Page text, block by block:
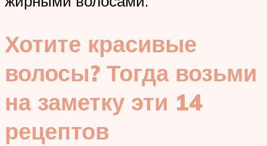
Хотите красивые
волосы? Тогда возьми
на заметку эти 14
рецептов